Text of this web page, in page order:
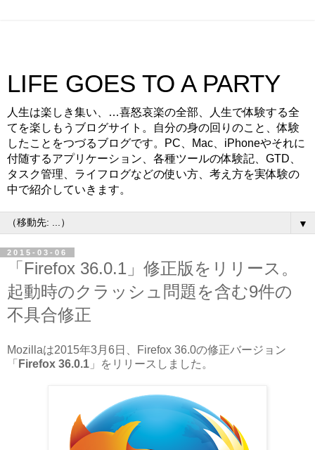
LIFE GOES TO A PARTY
人生は楽しき集い、…喜怒哀楽の全部、人生で体験する全
てを楽しもうブログサイト。自分の身の回りのこと、体験
したことをつづるブログです。PC、Mac、iPhoneやそれに
付随するアプリケーション、各種ツールの体験記、GTD、
タスク管理、ライフログなどの使い方、考え方を実体験の
中で紹介していきます。
▼
2015-03-06
「Firefox 36.0.1」修正版をリリース。
起動時のクラッシュ問題を含む9件の
不具合修正
Mozillaは2015年3月6日、Firefox 36.0の修正バージョン
「 Firefox 36.0.1 」をリリースしました。